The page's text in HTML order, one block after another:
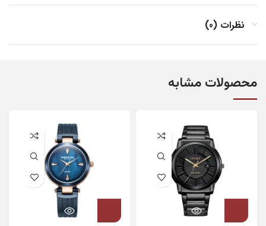
نظرات (0)
محصولات مشابه